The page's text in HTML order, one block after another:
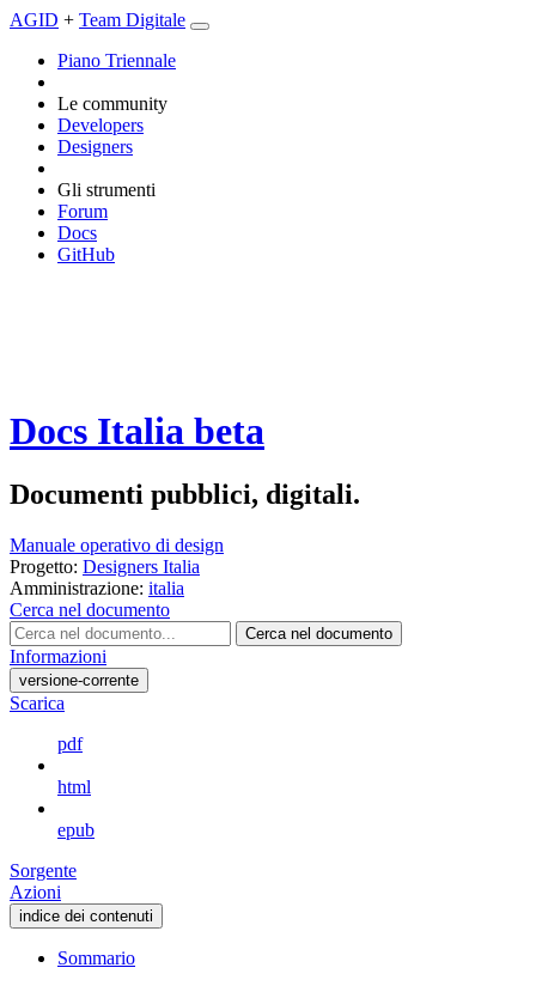
AGID + Team Digitale
Piano Triennale
Le community
Developers
Designers
Gli strumenti
Forum
Docs
GitHub
Docs Italia beta
Documenti pubblici, digitali.
Manuale operativo di design
Progetto: Designers Italia
Amministrazione: italia
Cerca nel documento
Cerca nel documento
Informazioni
versione-corrente
Scarica
pdf
html
epub
Sorgente
Azioni
indice dei contenuti
Sommario